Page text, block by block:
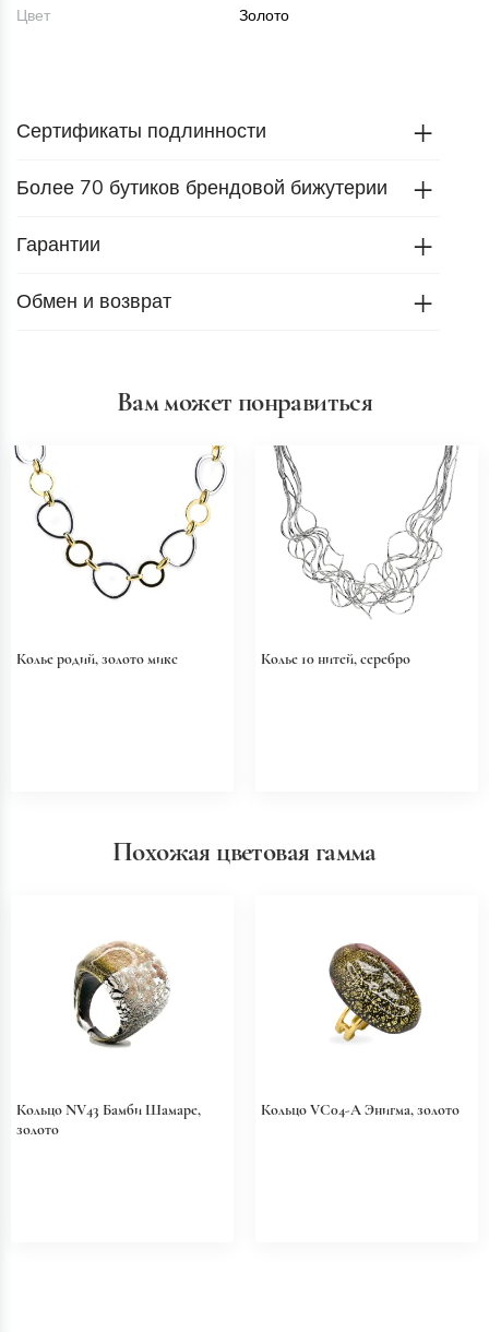
Цвет
Золото
Сертификаты подлинности
Более 70 бутиков брендовой бижутерии
Гарантии
Обмен и возврат
Вам может понравиться
Колье родий, золото микс Колье 10 нитей, серебро
Похожая цветовая гамма
Кольцо NV43 Бамби Шамаре,
золото
Кольцо VC04-A Энигма, золото